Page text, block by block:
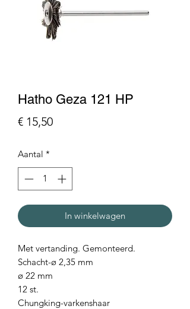
Hatho Geza 121 HP
€ 15,50Prijs
Aantal *
In winkelwagen
Met vertanding. Gemonteerd.
Schacht-ø 2,35 mm
ø 22 mm
12 st.
Chungking-varkenshaar